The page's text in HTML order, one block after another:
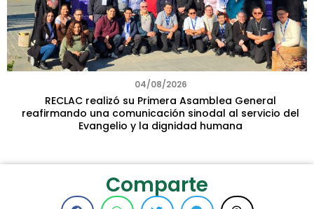
04/08/2026
RECLAC realizó su Primera Asamblea General
reafirmando una comunicación sinodal al servicio del
Evangelio y la dignidad humana
Comparte